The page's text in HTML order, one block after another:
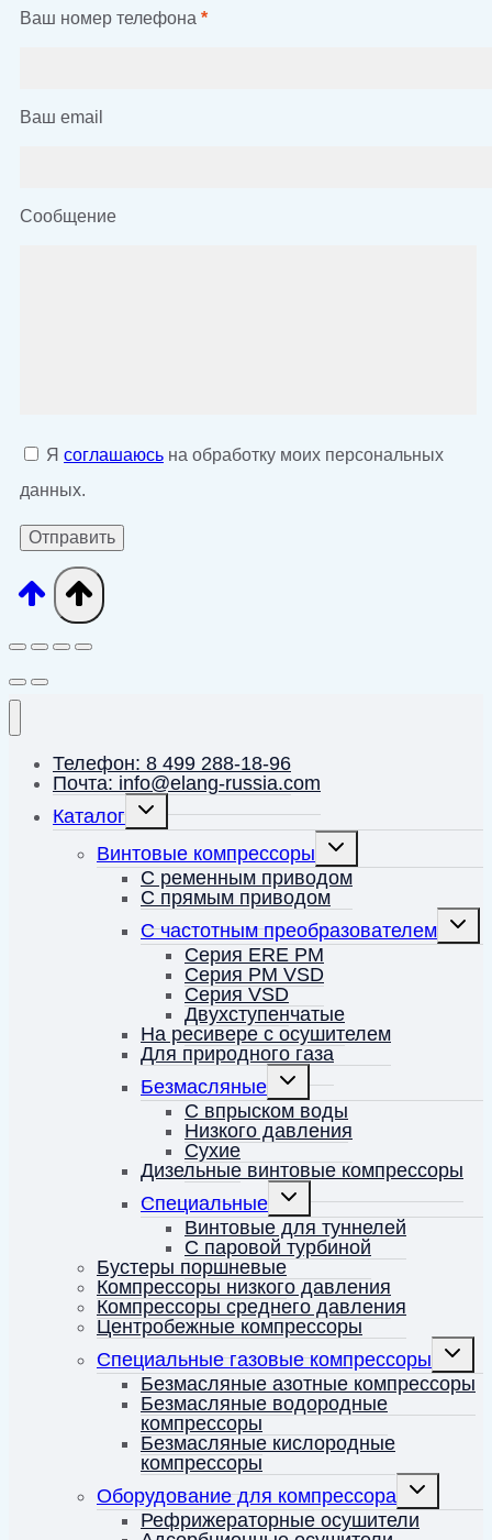
Ваш номер телефона *
Ваш email
Сообщение
Я соглашаюсь на обработку моих персональных
данных.
Телефон: 8 499 288-18-96
Почта: info@elang-russia.com
Каталог
Переключить
дочернее
меню
Винтовые компрессоры
Переключить
дочернее
меню
С ременным приводом
С прямым приводом
С частотным преобразователем
меню
Серия ERE PM
Серия PM VSD
Серия VSD
Двухступенчатые
На ресивере с осушителем
Для природного газа
Безмасляные
Переключить
дочернее
меню
С впрыском воды
Низкого давления
Сухие
Дизельные винтовые компрессоры
Специальные
Переключить
дочернее
меню
Винтовые для туннелей
С паровой турбиной
Бустеры поршневые
Компрессоры низкого давления
Компрессоры среднего давления
Центробежные компрессоры
Специальные газовые компрессоры
меню
Безмасляные азотные компрессоры
Безмасляные водородные
компрессоры
Безмасляные кислородные
компрессоры
Оборудование для компрессора
Переключить
дочернее
меню
Рефрижераторные осушители